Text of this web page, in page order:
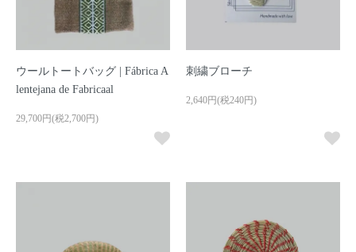
ウールトートバッグ | Fábrica A
lentejana de Fabricaal
29,700円(税2,700円)
刺繍ブローチ
2,640円(税240円)